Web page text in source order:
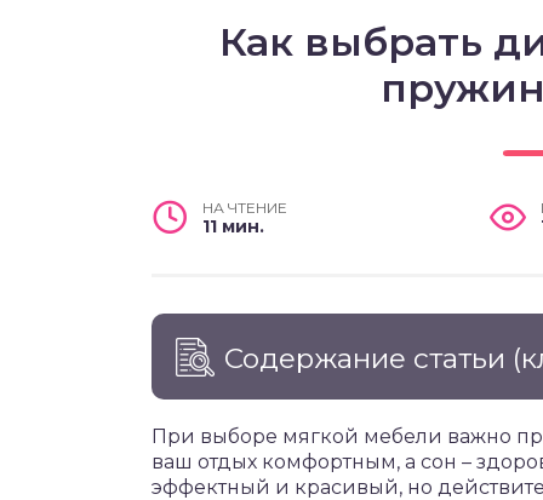
Как выбрать
НА ЧТЕНИЕ
11 мин.
Содержание статьи
При выборе мягкой мебели важно
ваш отдых комфортным, а сон –
эффектный и красивый, но